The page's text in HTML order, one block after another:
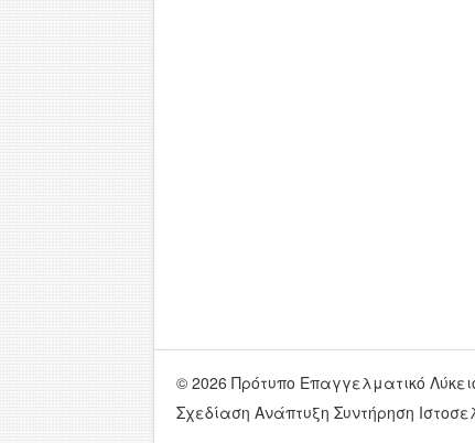
© 2026 Πρότυπο Επαγγελματικό
Σχεδίαση Ανάπτυξη Συντήρηση